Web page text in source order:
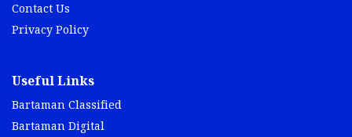
Contact Us
Privacy Policy
Useful Links
Bartaman Classified
Bartaman Digital